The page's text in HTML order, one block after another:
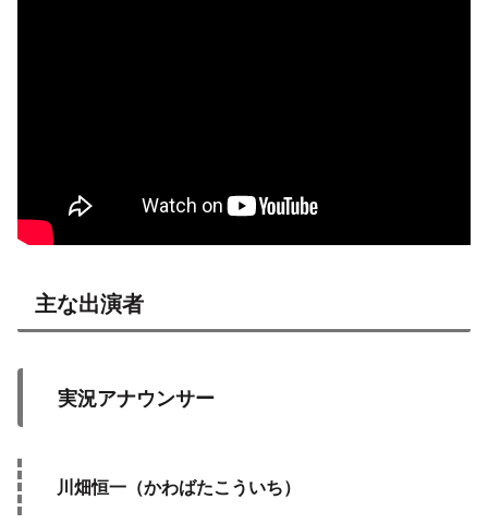
主な出演者
実況アナウンサー
川畑恒一（かわばたこういち）